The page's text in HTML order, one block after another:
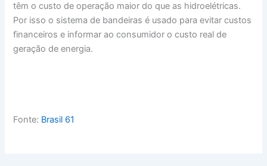
têm o custo de operação maior do que as hidroelétricas.
Por isso o sistema de bandeiras é usado para evitar custos
financeiros e informar ao consumidor o custo real de
geração de energia.
Fonte: Brasil 61